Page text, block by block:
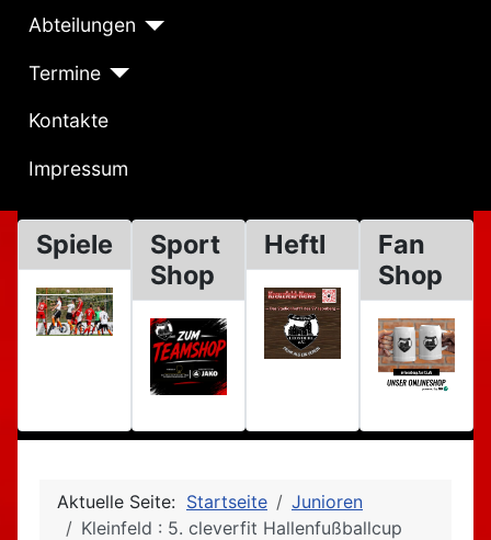
Abteilungen
Termine
Kontakte
Impressum
Spiele
Sport
Shop
Heftl
Fan
Shop
Aktuelle Seite: Startseite
Junioren
Kleinfeld : 5. cleverfit Hallenfußballcup